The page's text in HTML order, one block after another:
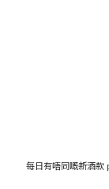
每日有唔同嘅新酒